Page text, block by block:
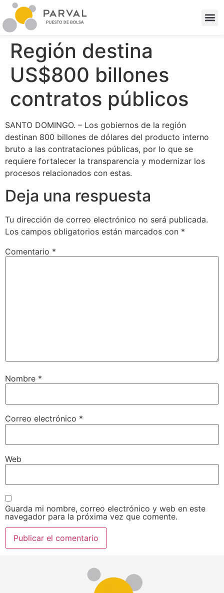
Región destina
US$800 billones
contratos públicos
SANTO DOMINGO. – Los gobiernos de la región
destinan 800 billones de dólares del producto interno
bruto a las contrataciones públicas, por lo que se
requiere fortalecer la transparencia y modernizar los
procesos relacionados con estas.
Deja una respuesta
Tu dirección de correo electrónico no será publicada.
Los campos obligatorios están marcados con *
Comentario *
Nombre *
Correo electrónico *
Web
Guarda mi nombre, correo electrónico y web en este
navegador para la próxima vez que comente.